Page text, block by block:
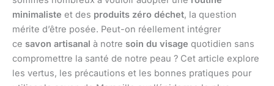
minimaliste et des produits zéro déchet, la question
mérite d’être posée. Peut-on réellement intégrer
ce savon artisanal à notre soin du visage quotidien sans
compromettre la santé de notre peau ? Cet article explore
les vertus, les précautions et les bonnes pratiques pour